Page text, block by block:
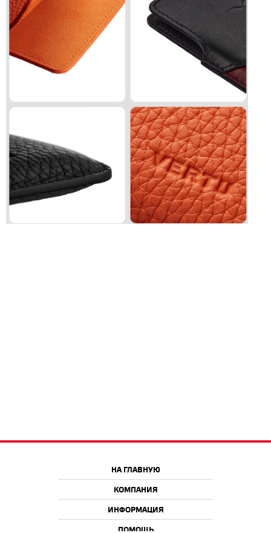
НА ГЛАВНУЮ
КОМПАНИЯ
ИНФОРМАЦИЯ
ПОМОЩЬ